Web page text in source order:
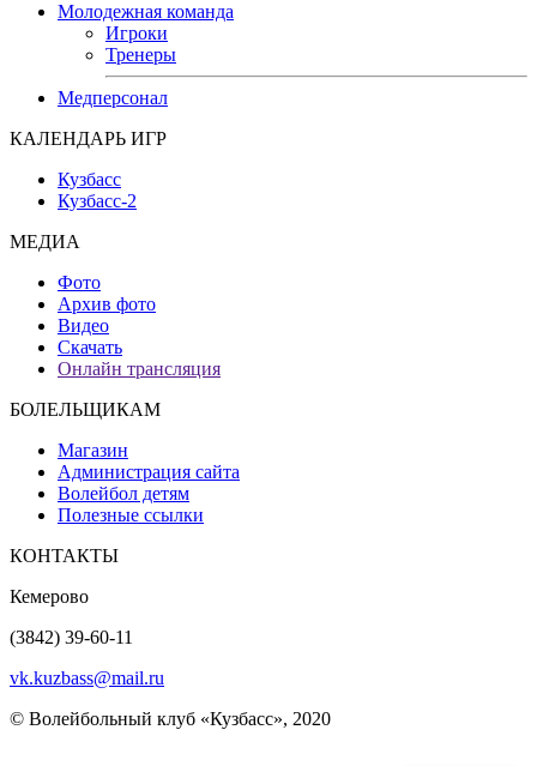
Молодежная команда
Игроки
Тренеры
Медперсонал
КАЛЕНДАРЬ ИГР
Кузбасс
Кузбасс-2
МЕДИА
Фото
Архив фото
Видео
Скачать
Онлайн трансляция
БОЛЕЛЬЩИКАМ
Магазин
Администрация сайта
Волейбол детям
Полезные ссылки
КОНТАКТЫ
Кемерово
(3842) 39-60-11
vk.kuzbass@mail.ru
© Волейбольный клуб «Кузбасс», 2020